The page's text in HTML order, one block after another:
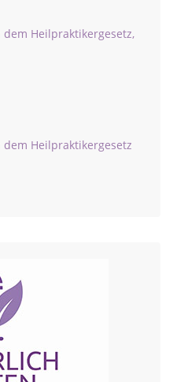
Heilpraktikergesetz,
Heilpraktikergesetz